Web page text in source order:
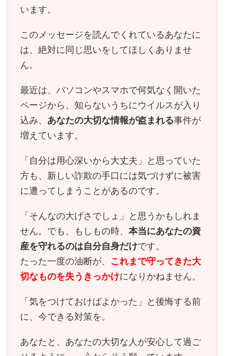
います。
このメッセージを読んでくれているあなたに
は、 絶対に同じ思いをしてほしくありませ
ん。
最近は、パソコンやスマホで何気なく開いた
ページから、知らないうちにウイルスが入り
込み、 あなたの大切な情報が盗まれる事件が
増えています。
「自分は用心深いから大丈夫」と思っていた
方も、 新しい詐欺の手口には気づけずに被害
に遭ってしまう ことがあるのです。
「そんなの大げさでしょ」と思うかもしれま
せん。でも、もしもの時、 本当にあなたの資
産を守れるのは自分自身だけです。
たった一度の油断が、 これまで守ってきた大
切なものを失うきっかけになりかねません。
「気をつけておけばよかった」と後悔する前
に、今できる対策を。
あなたと、あなたの大切な人が安心して過ご